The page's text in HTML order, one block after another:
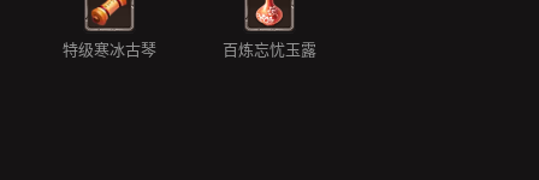
特级寒冰古琴 百炼忘忧玉露